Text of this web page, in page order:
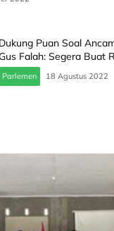
Dukung Puan Soal
Falah: Segera Buat
Parlemen 18 Agustus 2022